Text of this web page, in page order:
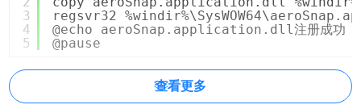
3
4
5
regsvr32
@echo aeroSnap.application.dll注册成功
@pause
查看更多